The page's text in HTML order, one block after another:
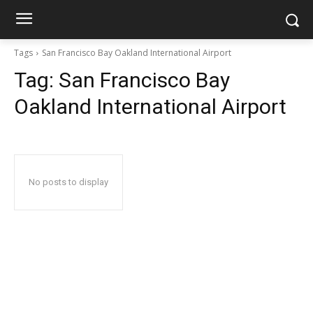
Tags San Francisco Bay Oakland International Airport
Tag: San Francisco Bay
Oakland International Airport
No posts to display